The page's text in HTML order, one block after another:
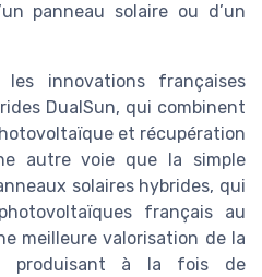
panneau solaire ou d’un
innovations françaises
DualSun, qui combinent
et récupération
autre voie que la simple
solaires hybrides, qui
français au
meilleure valorisation de la
produisant à la fois de